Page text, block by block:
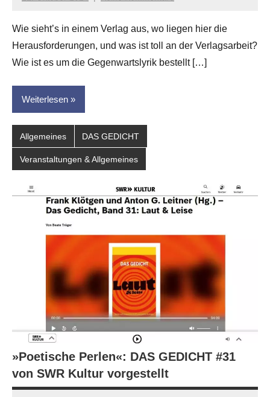
Jan-
Hornauer
für
dasgedichtblog
Wie sieht’s in einem Verlag aus, wo liegen hier die
Herausforderungen, und was ist toll an der Verlagsarbeit?
Wie ist es um die Gegenwartslyrik bestellt […]
Weiterlesen
Allgemeines DAS GEDICHT
Veranstaltungen & Allgemeines
»Poetische Perlen«: DAS GEDICHT #31
von SWR Kultur vorgestellt